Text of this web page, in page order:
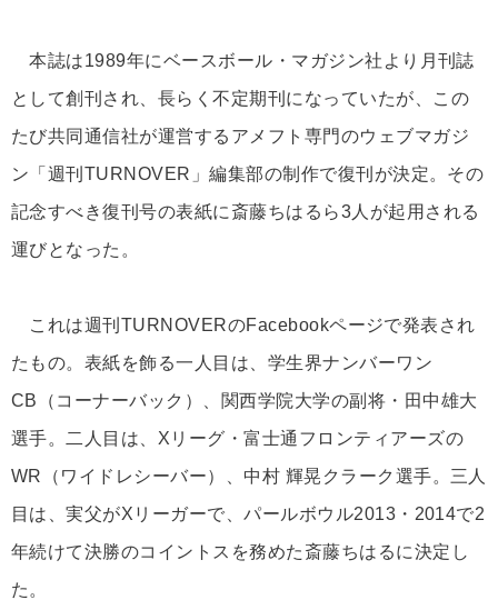
本誌は1989年にベースボール・マガジン社より月刊誌
として創刊され、長らく不定期刊になっていたが、この
たび共同通信社が運営するアメフト専門のウェブマガジ
ン「週刊TURNOVER」編集部の制作で復刊が決定。その
記念すべき復刊号の表紙に斎藤ちはるら3人が起用される
運びとなった。
これは週刊TURNOVERのFacebookページで発表され
たもの。表紙を飾る一人目は、学生界ナンバーワン
CB（コーナーバック）、関西学院大学の副将・田中雄大
選手。二人目は、Xリーグ・富士通フロンティアーズの
WR（ワイドレシーバー）、中村 輝晃クラーク選手。三人
目は、実父がXリーガーで、パールボウル2013・2014で2
年続けて決勝のコイントスを務めた斎藤ちはるに決定し
た。